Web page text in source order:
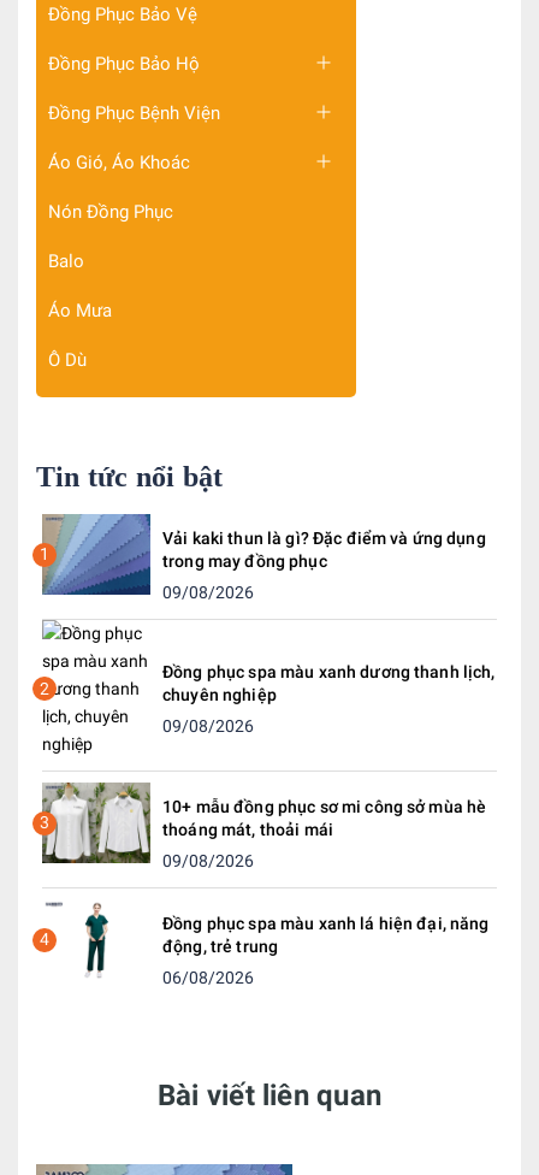
Đồng Phục Bảo Vệ
Đồng Phục Bảo Hộ
Đồng Phục Bệnh Viện
Áo Gió, Áo Khoác
Nón Đồng Phục
Balo
Áo Mưa
Ô Dù
Tin tức nổi bật
1
Vải kaki thun là gì? Đặc điểm và ứng dụng
trong may đồng phục
09/08/2026
2
Đồng phục spa màu xanh dương thanh lịch,
chuyên nghiệp
09/08/2026
3
10+ mẫu đồng phục sơ mi công sở mùa hè
thoáng mát, thoải mái
09/08/2026
4
Đồng phục spa màu xanh lá hiện đại, năng
động, trẻ trung
06/08/2026
Bài viết liên quan